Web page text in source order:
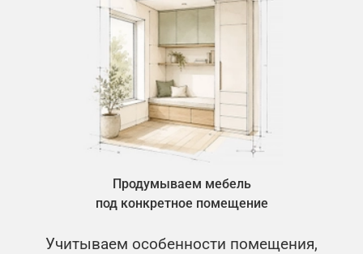
Продумываем мебель
под конкретное помещение
Учитываем особенности помещения,